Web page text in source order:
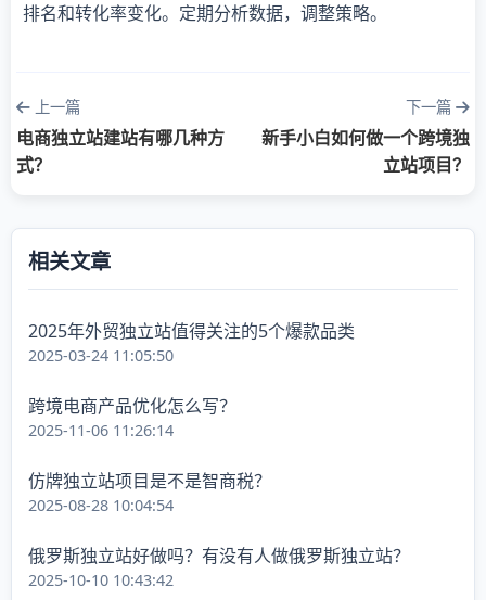
排名和转化率变化。定期分析数据，调整策略。
上一篇
电商独立站建站有哪几种方
式？
下一篇
新手小白如何做一个跨境独
立站项目？
相关文章
2025年外贸独立站值得关注的5个爆款品类
2025-03-24 11:05:50
跨境电商产品优化怎么写？
2025-11-06 11:26:14
仿牌独立站项目是不是智商税？
2025-08-28 10:04:54
俄罗斯独立站好做吗？有没有人做俄罗斯独立站？
2025-10-10 10:43:42